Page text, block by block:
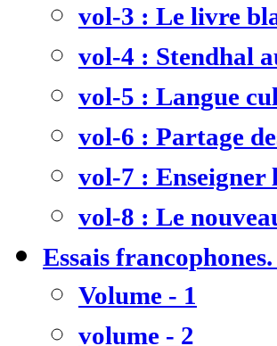
vol-3 : Le livre
vol-4 : Stendhal
vol-5 : Langue
vol-6 : Partage
vol-7 : Enseigner
vol-8 : Le
Essais
Volume - 1
volume - 2